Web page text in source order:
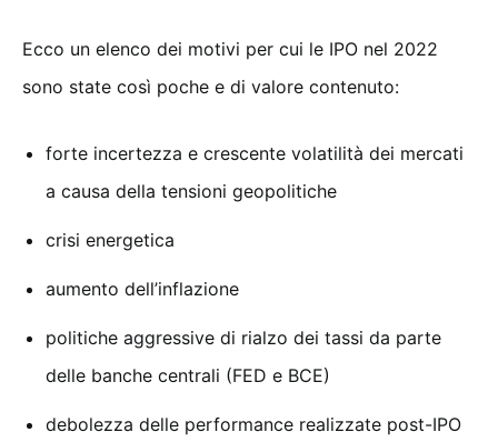
Ecco un elenco dei motivi per cui le IPO nel 2022
sono state così poche e di valore contenuto:
forte incertezza e crescente volatilità dei mercati
a causa della tensioni geopolitiche
crisi energetica
aumento dell’inflazione
politiche aggressive di rialzo dei tassi da parte
delle banche centrali (FED e BCE)
debolezza delle performance realizzate post-IPO